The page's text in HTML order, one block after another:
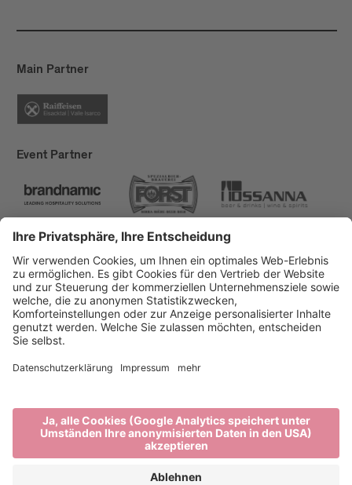
Main Partner
Event Partner
Brixen Tourismus
Privacy
Impressum
Förderungen
produced by